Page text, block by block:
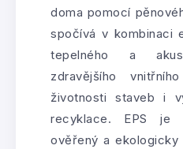
doma pomocí
spočívá v kombinaci
tepelného a
zdravějšího
životnosti staveb i
recyklace. EPS je
ověřený a ekologicky